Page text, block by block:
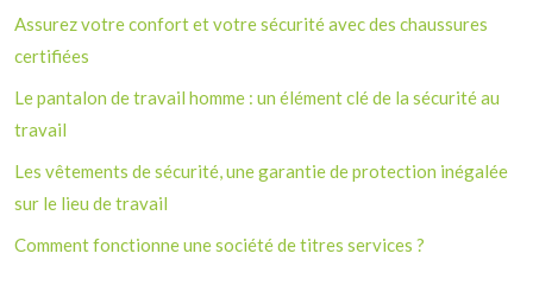
Assurez votre confort et votre sécurité avec des chaussures
certifiées
Le pantalon de travail homme : un élément clé de la sécurité au
travail
Les vêtements de sécurité, une garantie de protection inégalée
sur le lieu de travail
Comment fonctionne une société de titres services ?